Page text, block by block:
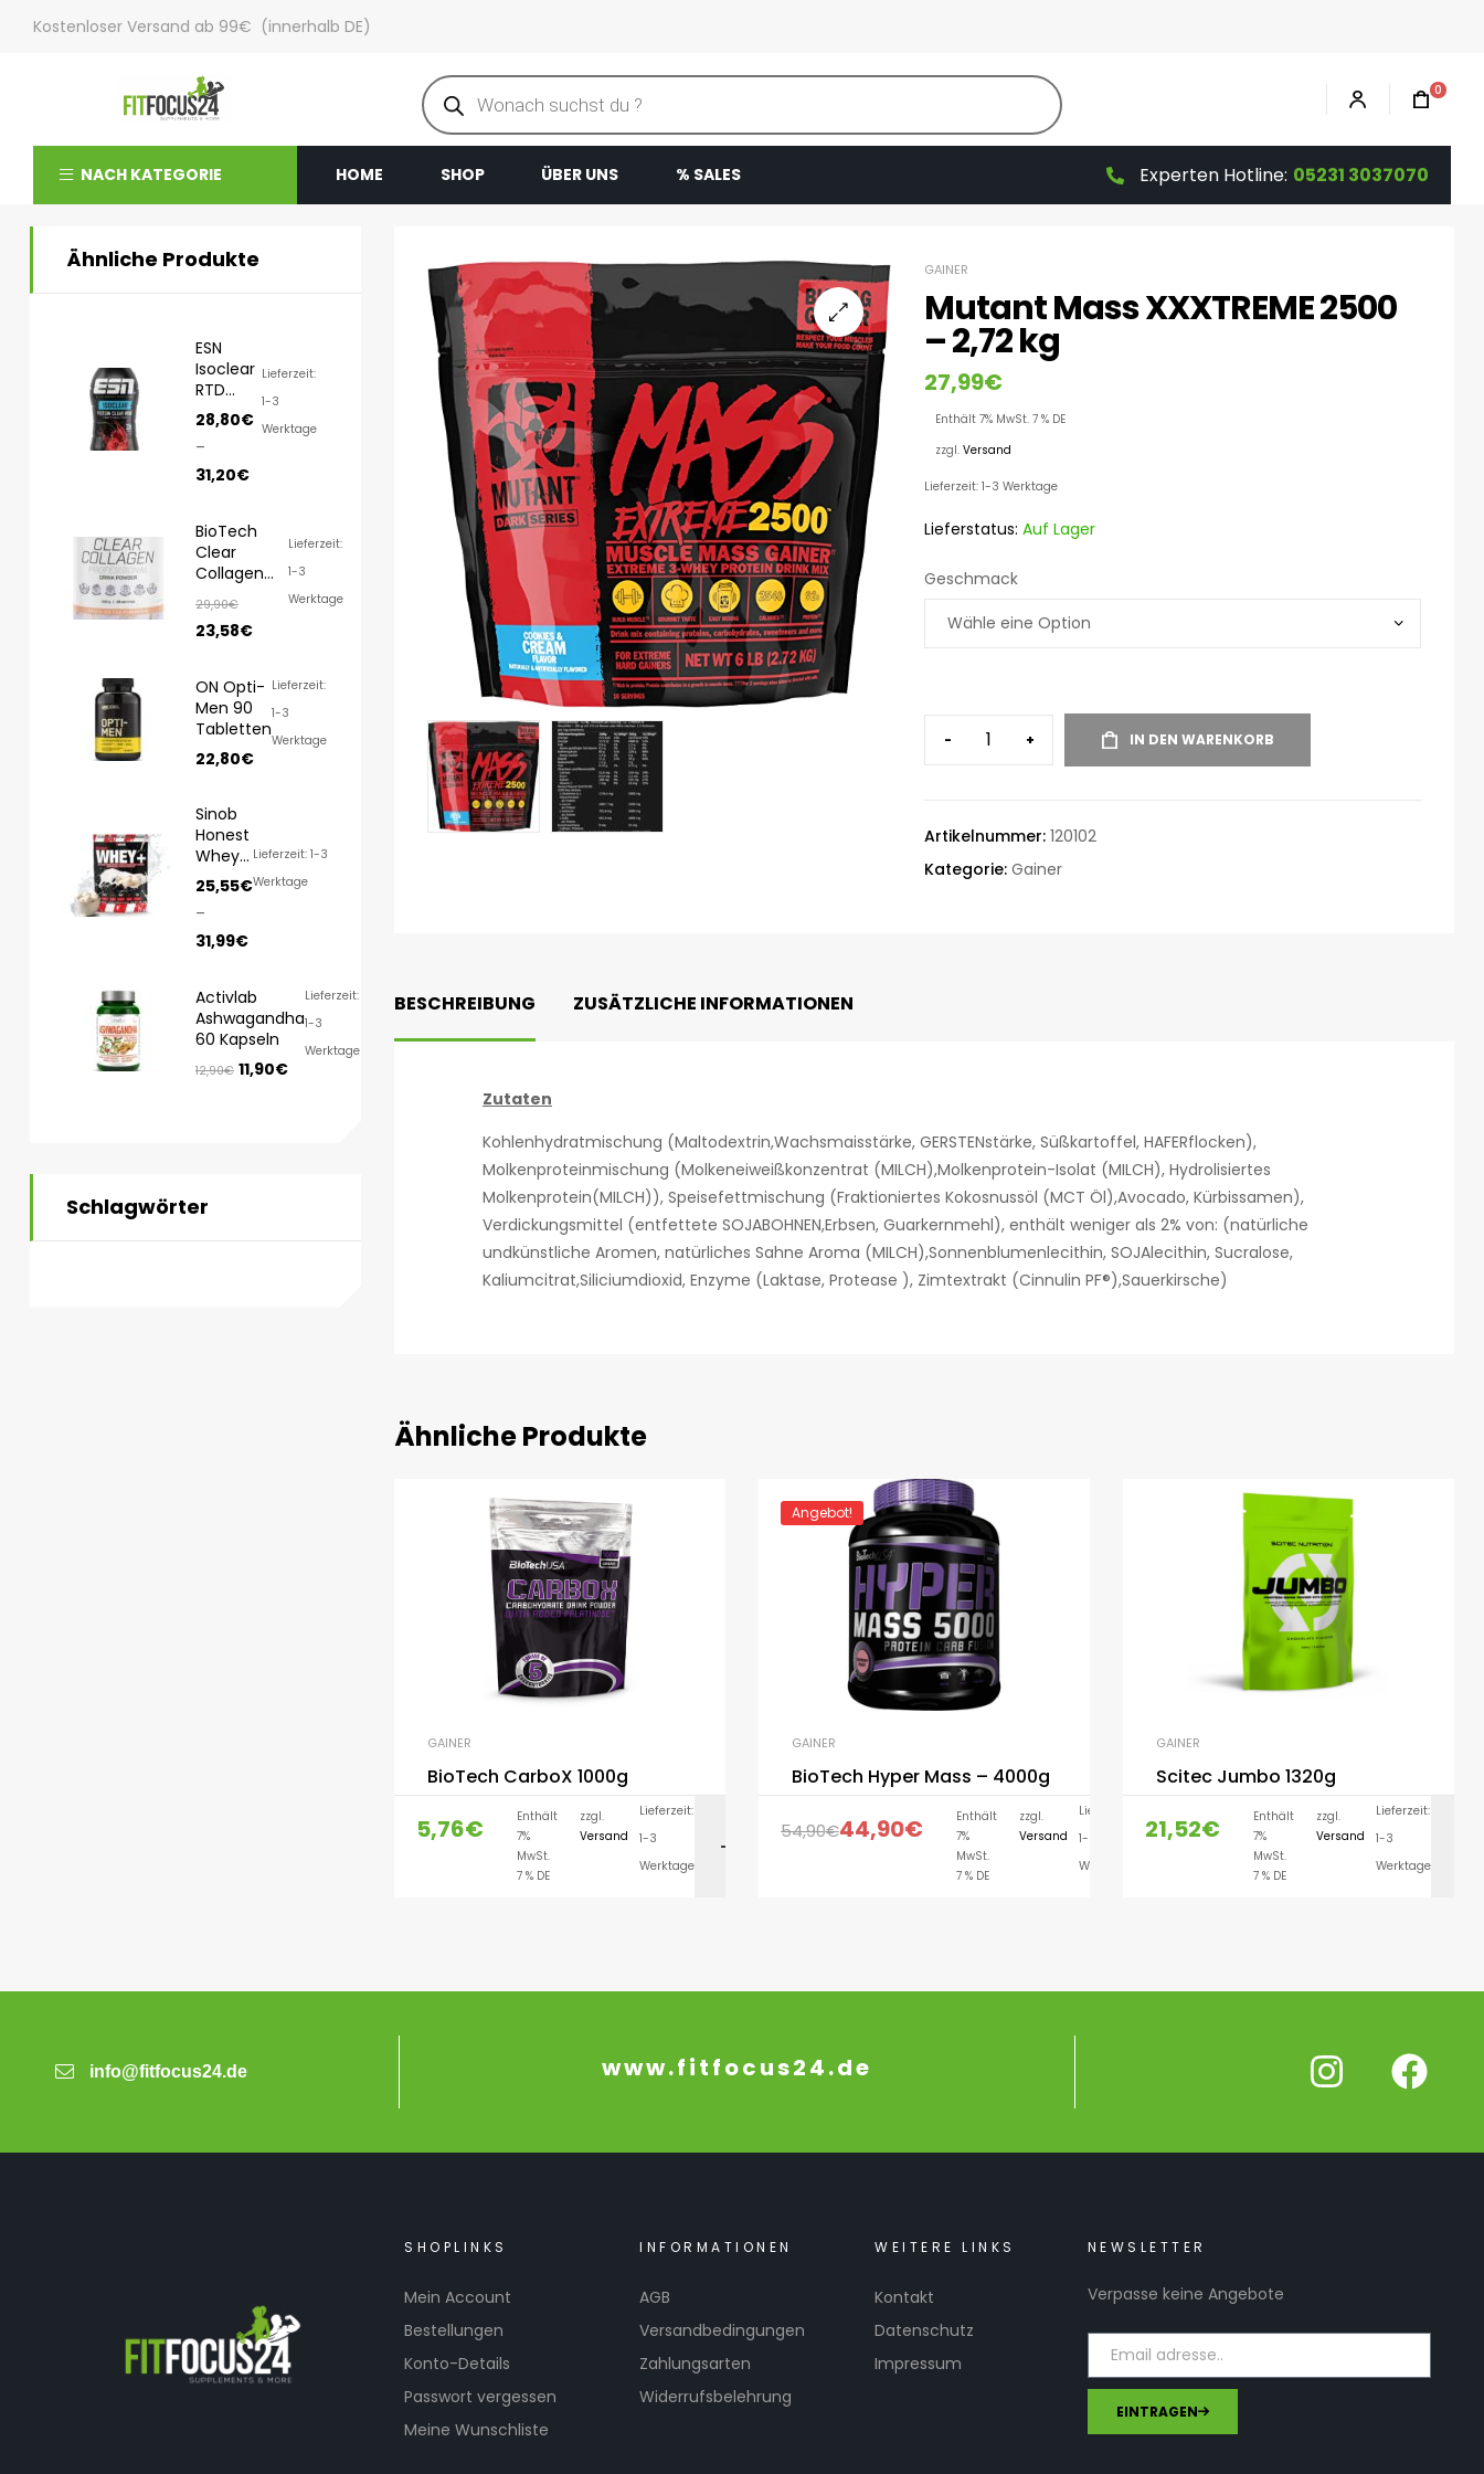
Kostenloser Versand ab 99€ (innerhalb DE)
0
NACH KATEGORIE HOME SHOP ÜBER UNS % SALES Experten Hotline: 05231 3037070
GAINER
Mutant Mass XXXTREME 2500
– 2,72 kg
27,99€
Enthält 7% MwSt. 7 % DE
zzgl. Versand
Lieferzeit: 1-3 Werktage
Lieferstatus: Auf Lager
Geschmack
- + IN DEN WARENKORB
Artikelnummer: 120102
Kategorie: Gainer
BESCHREIBUNG ZUSÄTZLICHE INFORMATIONEN
Zutaten
Kohlenhydratmischung (Maltodextrin‌,Wachsmaisstärke‌, GERSTENstärke‌, Süßkartoffel‌, HAFERflocken),
Molkenproteinmischung (Molkeneiweißkonzentrat (MILCH)‌,Molkenprotein-Isolat (MILCH)‌, Hydrolisiertes
Molkenprotein(MILCH))‌, Speisefettmischung (Fraktioniertes Kokosnussöl (MCT Öl)‌,Avocado‌, Kürbissamen)‌,
Verdickungsmittel (entfettete SOJABOHNEN‌,Erbsen‌, Guarkernmehl)‌, enthält weniger als 2% von: (natürliche
undkünstliche Aromen‌, natürliches Sahne Aroma (MILCH)‌,Sonnenblumenlecithin‌, SOJAlecithin‌, Sucralose‌,
Kaliumcitrat‌,Siliciumdioxid‌, Enzyme (Laktase‌, Protease )‌, Zimtextrakt (Cinnulin PF®)‌,Sauerkirsche)
Ähnliche Produkte
GAINER
BioTech CarboX 1000g
5,76€
Enthält
7%
MwSt.
7 % DE
zzgl.
Versand
Lieferzeit:
1-3
Werktage
AUSFÜHRUNG WÄHLEN
Angebot!
GAINER
BioTech Hyper Mass – 4000g
54,90€44,90€
Enthält
7%
MwSt.
7 % DE
zzgl.
Versand
Lieferzeit:
1-3
Werktage
AUSFÜHRUNG WÄHLEN
GAINER
Scitec Jumbo 1320g
21,52€
Enthält
7%
MwSt.
7 % DE
zzgl.
Versand
Lieferzeit:
1-3
Werktage
Ähnliche Produkte
ESN
Isoclear
RTD
8x500ml
28,80€
–
31,20€
Lieferzeit:
1-3
Werktage
BioTech
Clear
Collagen
350g
29,90€
23,58€
Lieferzeit:
1-3
Werktage
ON Opti-
Men 90
Tabletten
22,80€
Lieferzeit:
1-3
Werktage
Sinob
Honest
Whey
1000g/
820g
25,55€
–
31,99€
Lieferzeit: 1-3
Werktage
Activlab
Ashwagandha
60 Kapseln
12,90€ 11,90€
Lieferzeit:
1-3
Werktage
Schlagwörter
info@fitfocus24.de www.fitfocus24.de
SHOPLINKS
Mein Account
Bestellungen
Konto-Details
Passwort vergessen
Meine Wunschliste
INFORMATIONEN
AGB
Versandbedingungen
Zahlungsarten
Widerrufsbelehrung
WEITERE LINKS
Kontakt
Datenschutz
Impressum
NEWSLETTER
Verpasse keine Angebote
EINTRAGEN